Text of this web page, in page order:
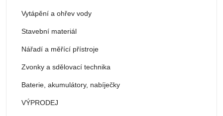
Vytápění a ohřev vody
Stavební materiál
Nářadí a měřící přístroje
Zvonky a sdělovací technika
Baterie, akumulátory, nabíječky
VÝPRODEJ